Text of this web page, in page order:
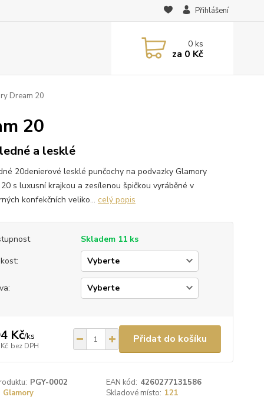
Přihlášení
0ks
za 0 Kč
Dream 20
20
a lesklé
20denierové lesklé punčochy na podvazky Glamory
s luxusní krajkou a zesílenou špičkou vyráběné v
konfekčních veliko... celý popis
Skladem 11 ks
Kč/ks
bez DPH
Přidat do košíku
PGY-0002 EAN kód: 4260277131586
Glamory
Skladové místo: 121